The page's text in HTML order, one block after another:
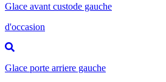
Glace avant custode gauche
d'occasion
Glace porte arriere gauche